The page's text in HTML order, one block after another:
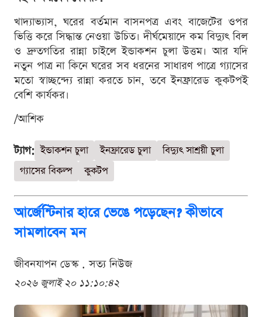
খাদ্যাভ্যাস, ঘরের বর্তমান বাসনপত্র এবং বাজেটের ওপর
ভিত্তি করে সিদ্ধান্ত নেওয়া উচিত। দীর্ঘমেয়াদে কম বিদ্যুৎ বিল
ও দ্রুতগতির রান্না চাইলে ইন্ডাকশন চুলা উত্তম। আর যদি
নতুন পাত্র না কিনে ঘরের সব ধরনের সাধারণ পাত্রে গ্যাসের
মতো স্বাচ্ছন্দ্যে রান্না করতে চান, তবে ইনফ্রারেড কুকটপই
বেশি কার্যকর।
/আশিক
ট্যাগ: ইন্ডাকশন চুলা ইনফ্রারেড চুলা
বিদ্যুৎ সাশ্রয়ী চুলা
গ্যাসের বিকল্প
কুকটপ
আর্জেন্টিনার হারে ভেঙে পড়েছেন? কীভাবে
সামলাবেন মন
জীবনযাপন ডেস্ক . সত্য নিউজ
২০২৬ জুলাই ২০ ১১:১০:৪২